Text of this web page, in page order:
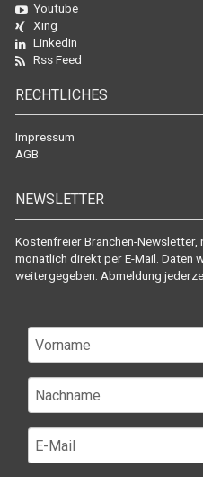
Youtube
Xing
LinkedIn
Rss Feed
RECHTLICHES
Impressum
AGB
NEWSLETTER
Kostenfreier Branchen-
monatlich direkt per E-Mail. Daten
weitergegeben. Abmeldung